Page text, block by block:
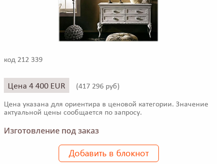
код 212 339
Цена 4 400 EUR (417 296 руб)
Цена указана для ориентира в ценовой категории. Значение
актуальной цены сообщается по запросу.
Изготовление под заказ
Добавить в блокнот